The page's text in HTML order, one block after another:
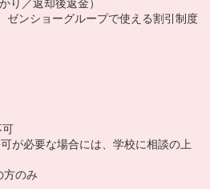
り／返却後返金）
ゼンショーグループで使える割引制度
が必要な場合には、学校に相談の上
のみ